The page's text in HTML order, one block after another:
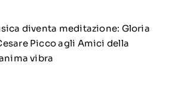
diventa meditazione: Gloria
Picco agli Amici della
vibra